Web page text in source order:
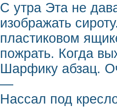
С утра Эта не
изображать
пластиковом
пожрать. Когда
Шарфику абзац.
—
Нассал под